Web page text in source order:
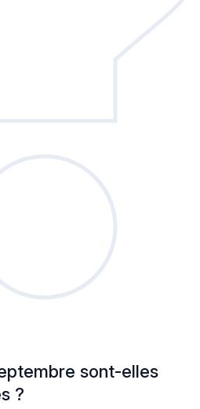
sont-elles
?